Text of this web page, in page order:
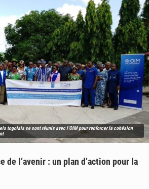
togolais se sont réunis avec l'OIM pour renforcer la cohésion
de l’avenir : un plan d’action pour la